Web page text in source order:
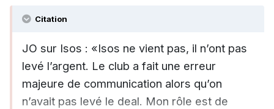
Citation
JO sur Isos : «Isos ne vient pas, il n’ont pas
levé l’argent. Le club a fait une erreur
majeure de communication alors qu’on
n’avait pas levé le deal. Mon rôle est de